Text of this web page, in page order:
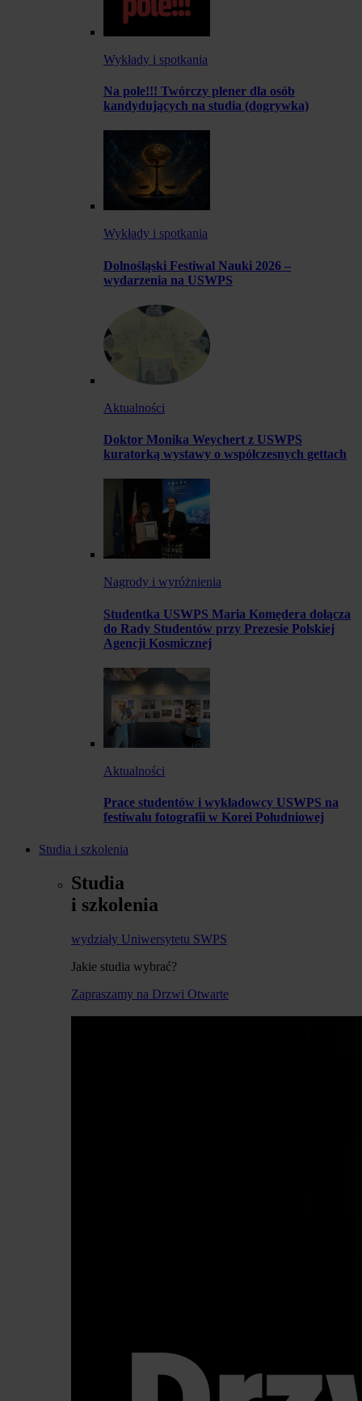
Wykłady i spotkania
Na pole!!! Twórczy plener dla osób
kandydujących na studia (dogrywka)
Wykłady i spotkania
Dolnośląski Festiwal Nauki 2026 –
wydarzenia na USWPS
Aktualności
Doktor Monika Weychert z USWPS
kuratorką wystawy o współczesnych gettach
Nagrody i wyróżnienia
Studentka USWPS Maria Komędera dołącza
do Rady Studentów przy Prezesie Polskiej
Agencji Kosmicznej
Aktualności
Prace studentów i wykładowcy USWPS na
festiwalu fotografii w Korei Południowej
Studia i szkolenia
Studia
i szkolenia
wydziały Uniwersytetu SWPS
Jakie studia wybrać?
Zapraszamy na Drzwi Otwarte